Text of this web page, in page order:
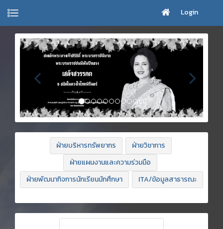
Login
ฝ่ายบริหารทรัพยากร
ฝ่ายวิชาการ
ฝ่ายแผนงานและความร่วมมือ
ฝ่ายพัฒนากิจการนักเรียนนักศึกษา
ITA/ข้อมูลสาธารณะ